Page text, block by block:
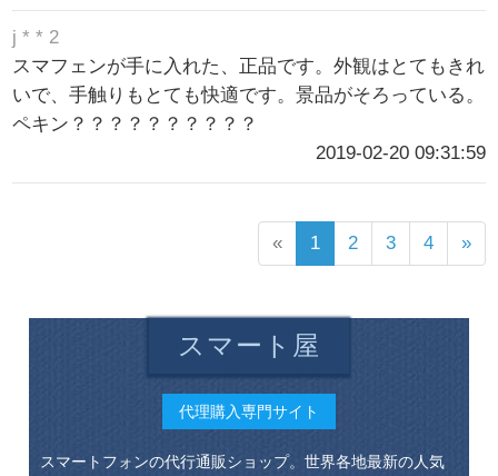
j * * 2
スマフェンが手に入れた、正品です。外観はとてもきれ
いで、手触りもとても快適です。景品がそろっている。
ペキン？？？？？？？？？？
2019-02-20 09:31:59
« 1 2 3 4 »
スマート屋
代理購入専門サイト
スマートフォンの代行通販ショップ。世界各地最新の人気